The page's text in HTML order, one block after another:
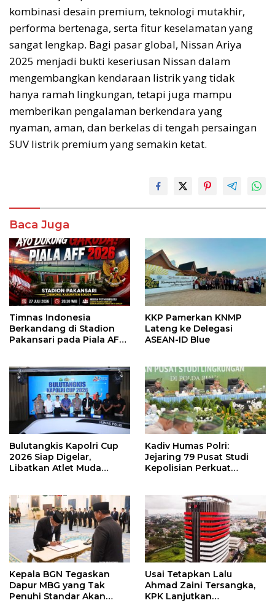
kombinasi desain premium, teknologi mutakhir,
performa bertenaga, serta fitur keselamatan yang
sangat lengkap. Bagi pasar global, Nissan Ariya
2025 menjadi bukti keseriusan Nissan dalam
mengembangkan kendaraan listrik yang tidak
hanya ramah lingkungan, tetapi juga mampu
memberikan pengalaman berkendara yang
nyaman, aman, dan berkelas di tengah persaingan
SUV listrik premium yang semakin ketat.
Baca Juga
Timnas Indonesia
Berkandang di Stadion
Pakansari pada Piala AFF
KKP Pamerkan KNMP
Lateng ke Delegasi
ASEAN-ID Blue
Bulutangkis Kapolri Cup
2026 Siap Digelar,
Libatkan Atlet Muda
Kadiv Humas Polri:
Jejaring 79 Pusat Studi
Kepolisian Perkuat
Hadirkan Terobosan
Green Policing
Kepala BGN Tegaskan
Dapur MBG yang Tak
Penuhi Standar Akan
Usai Tetapkan Lalu
Ahmad Zaini Tersangka,
KPK Lanjutkan